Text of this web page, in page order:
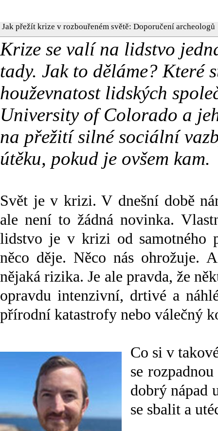
Jak přežít krize v rozbouřeném světě: Doporučení archeologů
Krize se valí na lidstvo
tady. Jak to děláme? Které
houževnatost lidských
University of Colorado a
na přežití silné sociální
útěku, pokud je ovšem kam.
Svět je v krizi. V dnešní době
ale není to žádná novinka.
lidstvo je v krizi od samotného
něco děje. Něco nás ohrožuje.
nějaká rizika. Je ale pravda, že
opravdu intenzivní, drtivé a
přírodní katastrofy nebo válečný
Co si v
se
dobrý nápad
se sbalit a